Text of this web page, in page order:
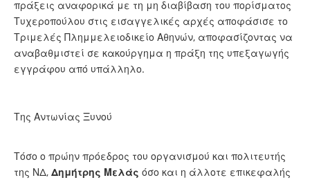
πράξεις αναφορικά με τη μη διαβίβαση του πορίσματος
Τυχεροπούλου στις εισαγγελικές αρχές αποφάσισε το
Τριμελές Πλημμελειοδικείο Αθηνών, αποφασίζοντας να
αναβαθμιστεί σε κακούργημα η πράξη της υπεξαγωγής
εγγράφου από υπάλληλο.
Της Αντωνίας Ξυνού
Τόσο ο πρώην πρόεδρος του οργανισμού και πολιτευτής
της ΝΔ, Δημήτρης Μελάς όσο και η άλλοτε επικεφαλής